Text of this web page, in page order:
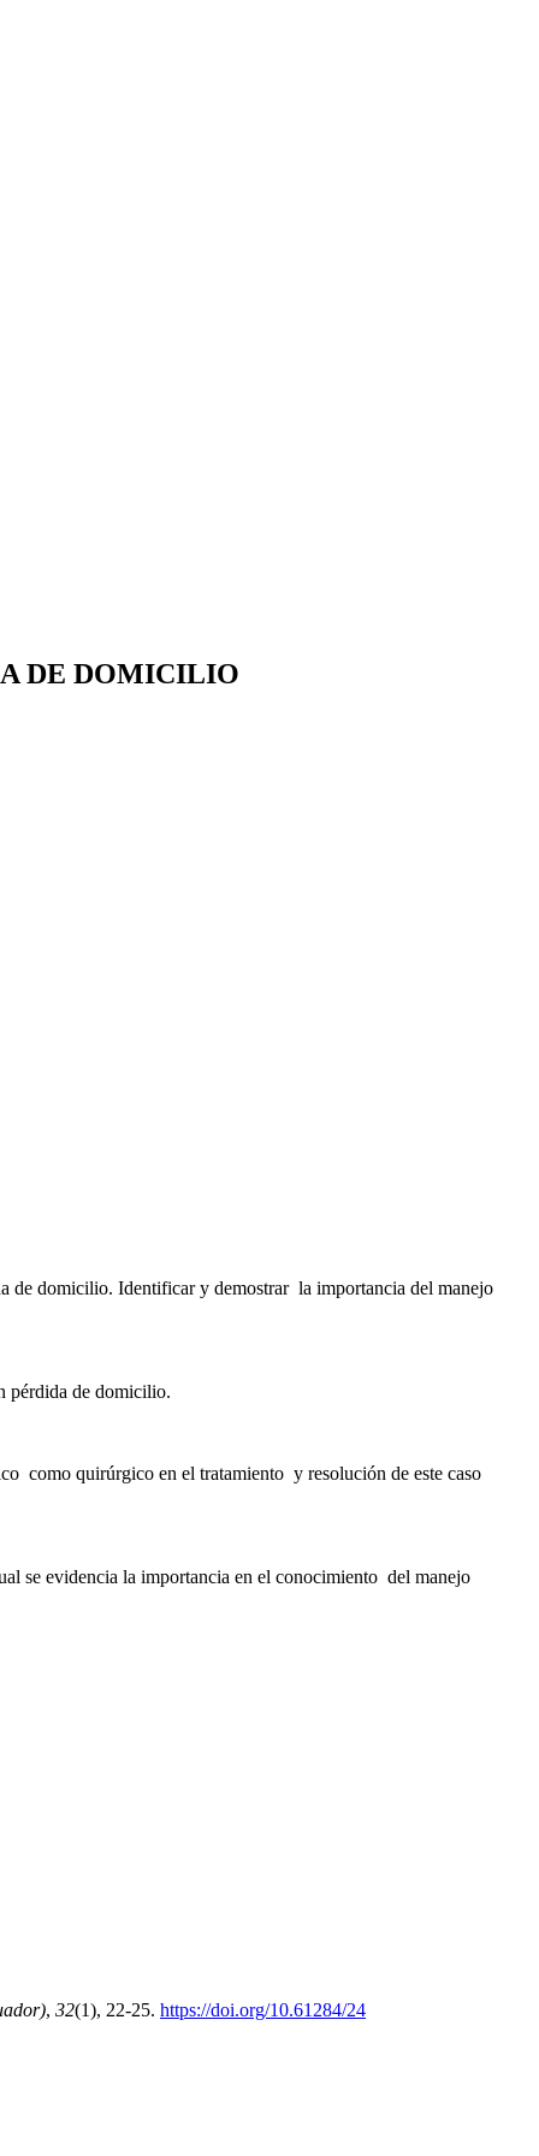
DE DOMICILIO
domicilio. Identificar y demostrar la importancia del manejo
de domicilio.
como quirúrgico en el tratamiento y resolución de este caso
se evidencia la importancia en el conocimiento del manejo
, 32(1), 22-25. https://doi.org/10.61284/24